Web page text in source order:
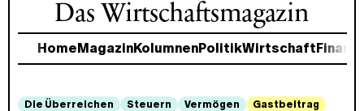
Das Wirtschaftsmagazin
Home MagazinKolumnenPolitikWirtschaft
Die Überreichen Steuern Vermögen Gastbeitrag